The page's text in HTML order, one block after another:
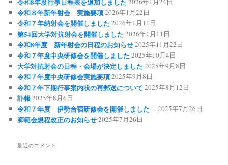
令和８年新年射会 実施要項2026年1月22日
令和７年納射会を開催しました 2026年1月11日
第54回大学対抗射会を開催しました 2026年1月11日
令和8年度 新年射会の日程のお知らせ2025年11月22日
令和７年度中央研修会を開催しました 2025年10月4日
大学対抗射会の日程・会場が決定しました 2025年9月8日
令和７年度中央研修会実施要項2025年9月8日
令和７年下期行事案内状の再郵送について 2025年8月12日
訃報 2025年8月6日
令和７年度 伊勢合宿研修会を開催しました 2025年7月26日
師範会規程改正のお知らせ2025年7月26日
最近のコメント